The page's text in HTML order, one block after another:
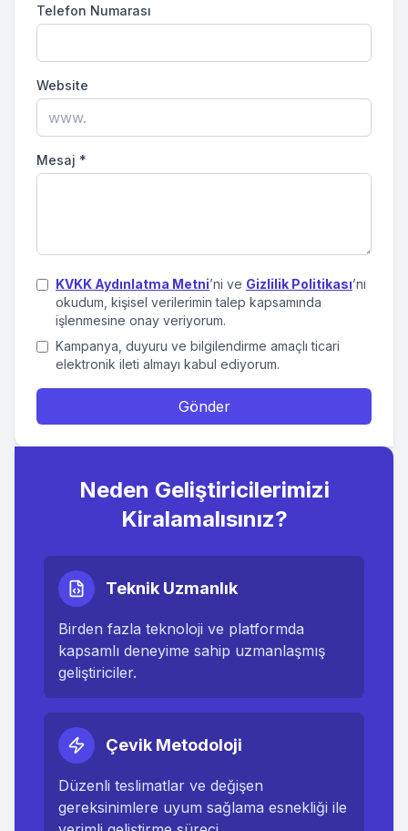
Telefon Numarası
Website
Mesaj *
KVKK Aydınlatma Metni’ni ve Gizlilik Politikası’nı
okudum, kişisel verilerimin talep kapsamında
işlenmesine onay veriyorum.
Kampanya, duyuru ve bilgilendirme amaçlı ticari
elektronik ileti almayı kabul ediyorum.
Gönder
Neden Geliştiricilerimizi
Kiralamalısınız?
Teknik Uzmanlık
Birden fazla teknoloji ve platformda
kapsamlı deneyime sahip uzmanlaşmış
geliştiriciler.
Çevik Metodoloji
Düzenli teslimatlar ve değişen
gereksinimlere uyum sağlama esnekliği ile